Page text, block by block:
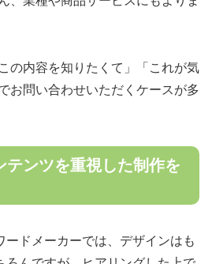
の内容を知りたくて」「これが気
お問い合わせいただくケースが多
テンツを重視した制作を
ードメーカーでは、デザインはも